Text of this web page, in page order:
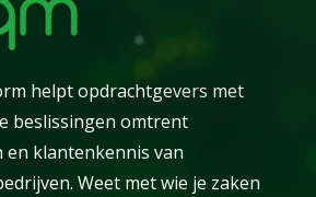
helpt opdrachtgevers met
beslissingen omtrent
klantenkennis van
Weet met wie je zaken